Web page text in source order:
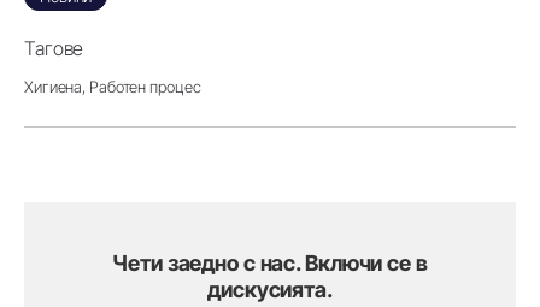
Тагове
Хигиена, Работен процес
Чети заедно с нас. Включи се в
дискусията.